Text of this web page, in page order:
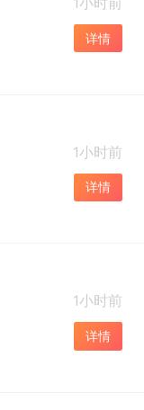
1小时前
详情
1小时前
详情
1小时前
详情